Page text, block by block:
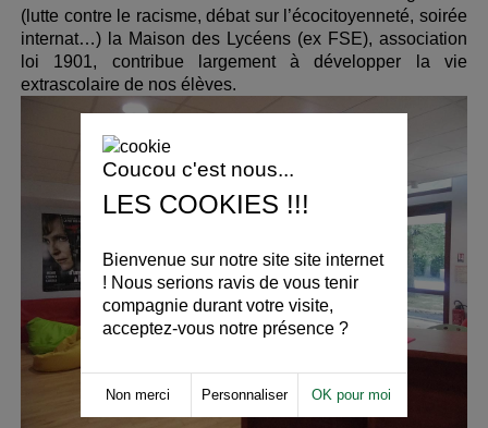
(lutte contre le racisme, débat sur l’écocitoyenneté, soirée
internat…) la Maison des Lycéens (ex FSE), association
loi 1901, contribue largement à développer la vie
extrascolaire de nos élèves.
Coucou c'est nous...
LES COOKIES !!!
Bienvenue sur notre site site internet
! Nous serions ravis de vous tenir
compagnie durant votre visite,
acceptez-vous notre présence ?
Non merci Personnaliser OK pour moi